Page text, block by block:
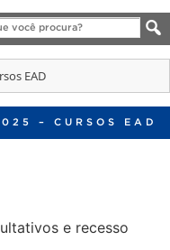
Legislação
Canais
EAD
– CURSOS EAD
e recesso